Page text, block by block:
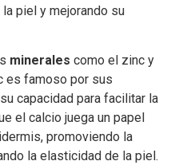
piel y mejorando su
minerales como el zinc y
es famoso por sus
capacidad para facilitar la
el calcio juega un papel
promoviendo la
la elasticidad de la piel.